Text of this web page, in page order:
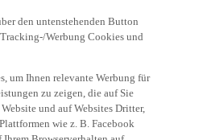
den untenstehenden Button
Werbung Cookies und
um Ihnen relevante Werbung für
zu zeigen, die auf Sie
und auf Websites Dritter,
wie z. B. Facebook
Ihrem Browserverhalten auf